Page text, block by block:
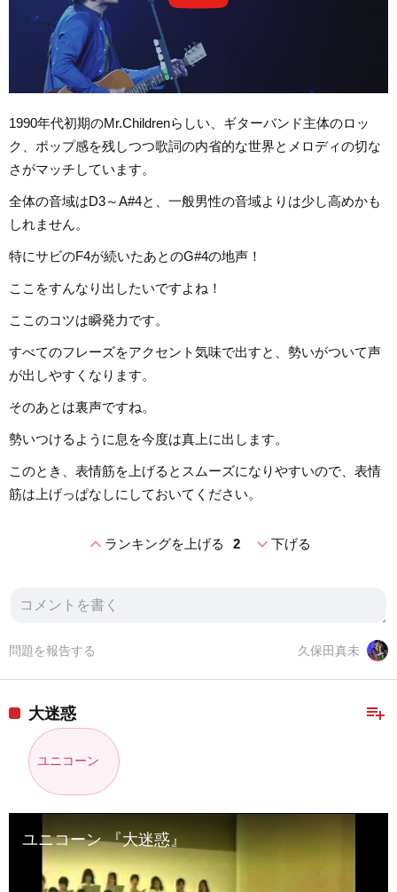
1990年代初期のMr.Childrenらしい、ギターバンド主体のロッ
ク、ポップ感を残しつつ歌詞の内省的な世界とメロディの切な
さがマッチしています。
全体の音域はD3～A#4と、一般男性の音域よりは少し高めかも
しれません。
特にサビのF4が続いたあとのG#4の地声！
ここをすんなり出したいですよね！
ここのコツは瞬発力です。
すべてのフレーズをアクセント気味で出すと、勢いがついて声
が出しやすくなります。
そのあとは裏声ですね。
勢いつけるように息を今度は真上に出します。
このとき、表情筋を上げるとスムーズになりやすいので、表情
筋は上げっぱなしにしておいてください。
expand_lessランキングを上げる 2 expand_more下げる
久保田真未
問題を報告する
playlist_add
大迷惑
ユニコーン
ユニコーン 『大迷惑』